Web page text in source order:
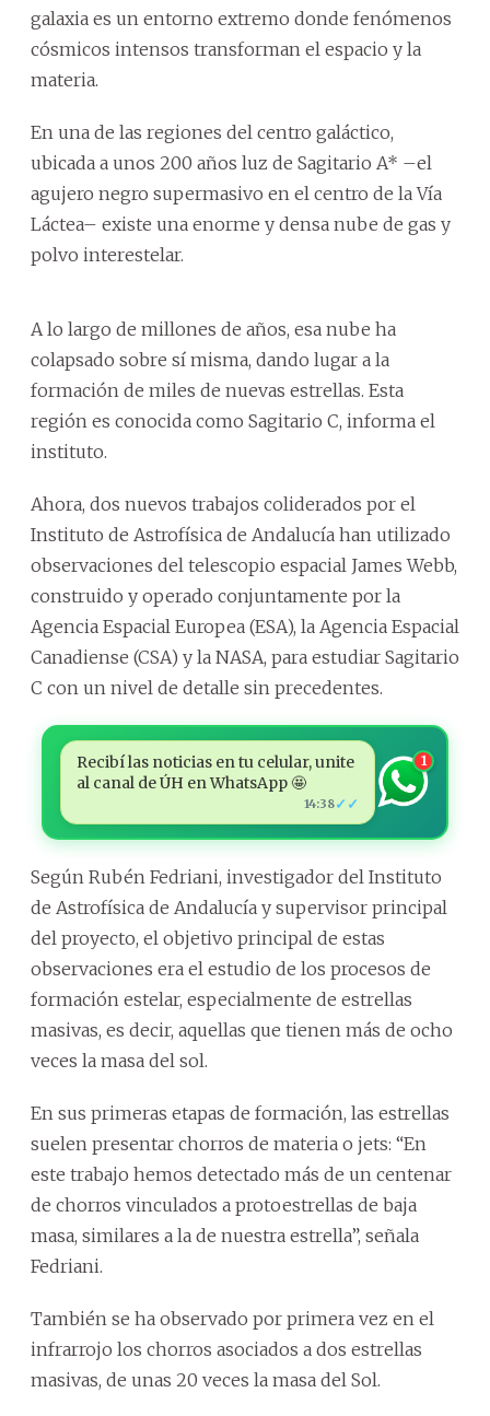
galaxia es un entorno extremo donde fenómenos
cósmicos intensos transforman el espacio y la
materia.
En una de las regiones del centro galáctico,
ubicada a unos 200 años luz de Sagitario A* –el
agujero negro supermasivo en el centro de la Vía
Láctea– existe una enorme y densa nube de gas y
polvo interestelar.
A lo largo de millones de años, esa nube ha
colapsado sobre sí misma, dando lugar a la
formación de miles de nuevas estrellas. Esta
región es conocida como Sagitario C, informa el
instituto.
Ahora, dos nuevos trabajos coliderados por el
Instituto de Astrofísica de Andalucía han utilizado
observaciones del telescopio espacial James Webb,
construido y operado conjuntamente por la
Agencia Espacial Europea (ESA), la Agencia Espacial
Canadiense (CSA) y la NASA, para estudiar Sagitario
C con un nivel de detalle sin precedentes.
Recibí las noticias en tu celular, unite
al canal de ÚH en WhatsApp 🤩
14:38✓✓
1
Según Rubén Fedriani, investigador del Instituto
de Astrofísica de Andalucía y supervisor principal
del proyecto, el objetivo principal de estas
observaciones era el estudio de los procesos de
formación estelar, especialmente de estrellas
masivas, es decir, aquellas que tienen más de ocho
veces la masa del sol.
En sus primeras etapas de formación, las estrellas
suelen presentar chorros de materia o jets: “En
este trabajo hemos detectado más de un centenar
de chorros vinculados a protoestrellas de baja
masa, similares a la de nuestra estrella”, señala
Fedriani.
También se ha observado por primera vez en el
infrarrojo los chorros asociados a dos estrellas
masivas, de unas 20 veces la masa del Sol.